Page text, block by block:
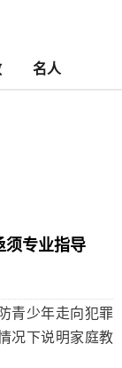
名人
须专业指导
青少年走向犯罪
况下说明家庭教